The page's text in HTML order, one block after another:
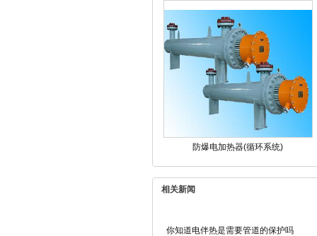
防爆电加热器(循环系统)
相关新闻
你知道电伴热是需要管道的保护吗